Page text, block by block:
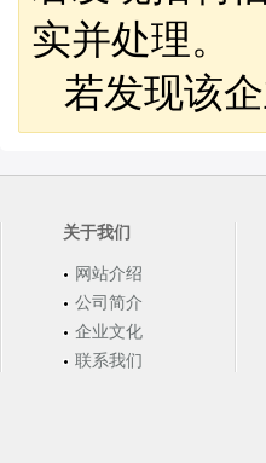
实并处理。
若发现该
关于我们
网站介绍
公司简介
企业文化
联系我们